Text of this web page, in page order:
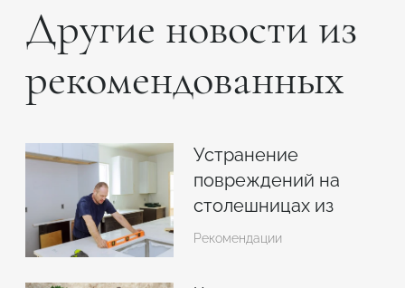
Другие новости из
рекомендованных
Устранение
повреждений на
столешницах из
искусственного
Рекомендации